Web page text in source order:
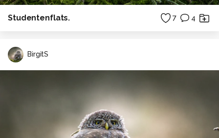
Studentenflats. 7 4
BirgitS